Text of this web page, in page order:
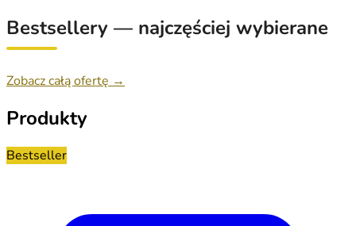
Bestsellery — najczęściej wybierane
Zobacz całą ofertę →
Produkty
Bestseller